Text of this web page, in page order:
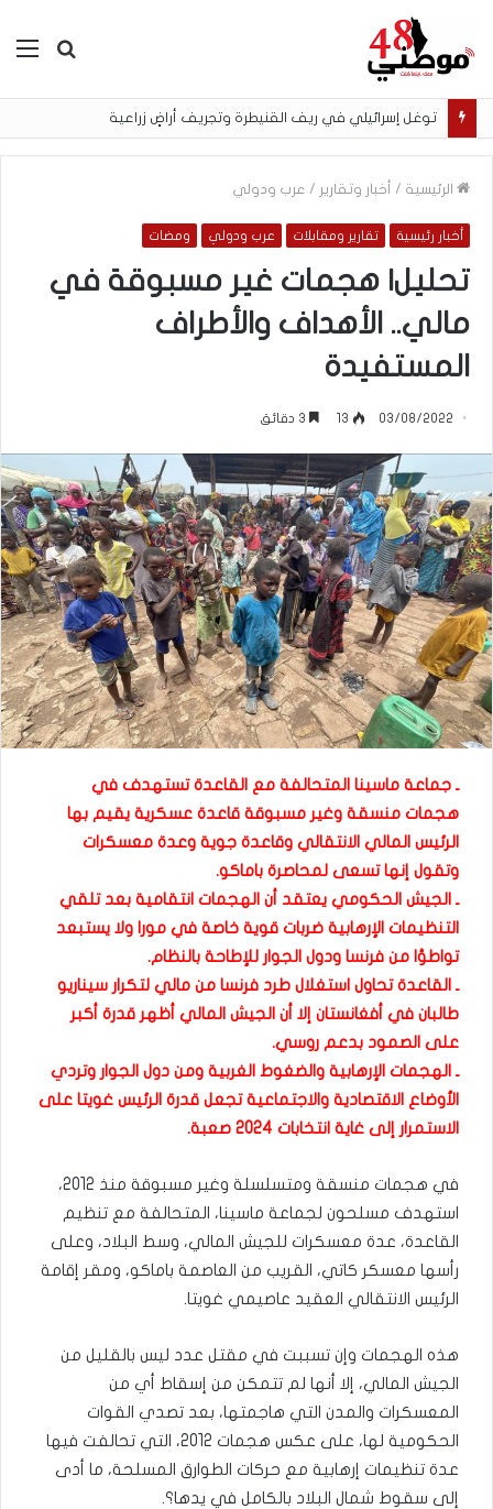
بحث
توغل إسرائيلي في ريف القنيطرة وتجريف أراضٍ زراعية
الرئيسية / أخبار وتقارير / عرب ودولي
أخبار رئيسية تقارير ومقابلات عرب ودولي ومضات
تحليل| هجمات غير مسبوقة في
مالي.. الأهداف والأطراف
المستفيدة
03/08/2022
13
ـ جماعة ماسينا المتحالفة مع القاعدة تستهدف في
هجمات منسقة وغير مسبوقة قاعدة عسكرية يقيم بها
الرئيس المالي الانتقالي وقاعدة جوية وعدة معسكرات
وتقول إنها تسعى لمحاصرة باماكو.
ـ الجيش الحكومي يعتقد أن الهجمات انتقامية بعد تلقي
التنظيمات الإرهابية ضربات قوية خاصة في مورا ولا يستبعد
تواطؤا من فرنسا ودول الجوار للإطاحة بالنظام.
ـ القاعدة تحاول استغلال طرد فرنسا من مالي لتكرار سيناريو
طالبان في أفغانستان إلا أن الجيش المالي أظهر قدرة أكبر
على الصمود بدعم روسي.
ـ الهجمات الإرهابية والضغوط الغربية ومن دول الجوار وتردي
الأوضاع الاقتصادية والاجتماعية تجعل قدرة الرئيس غويتا على
الاستمرار إلى غاية انتخابات 2024 صعبة.
في هجمات منسقة ومتسلسلة وغير مسبوقة منذ 2012،
استهدف مسلحون لجماعة ماسينا، المتحالفة مع تنظيم
القاعدة، عدة معسكرات للجيش المالي، وسط البلاد، وعلى
رأسها معسكر كاتي، القريب من العاصمة باماكو، ومقر إقامة
الرئيس الانتقالي العقيد عاصيمي غويتا.
هذه الهجمات وإن تسببت في مقتل عدد ليس بالقليل من
الجيش المالي، إلا أنها لم تتمكن من إسقاط أي من
المعسكرات والمدن التي هاجمتها، بعد تصدي القوات
الحكومية لها، على عكس هجمات 2012، التي تحالفت فيها
عدة تنظيمات إرهابية مع حركات الطوارق المسلحة، ما أدى
إلى سقوط شمال البلاد بالكامل في يدها؟.